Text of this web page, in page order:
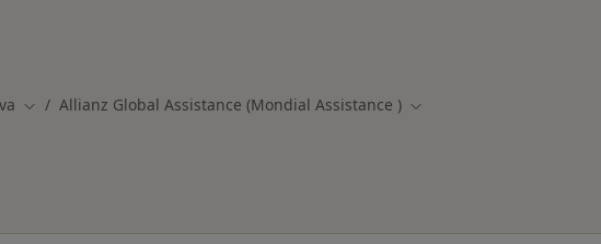
Cambia città
Allianz Global Assistance (Mondial Assistance ) Cambia città